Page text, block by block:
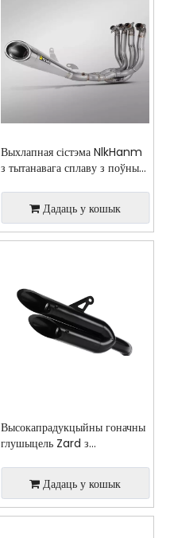
Выхлапная сістэма NlkHanm
з тытанавага сплаву з поўным
Дадаць у кошык
Высокапрадукцыйны гоначны
глушыцель Zard з
стан, убудаваны слізгаценне
для Zx4r і Zx4rr
Дадаць у кошык